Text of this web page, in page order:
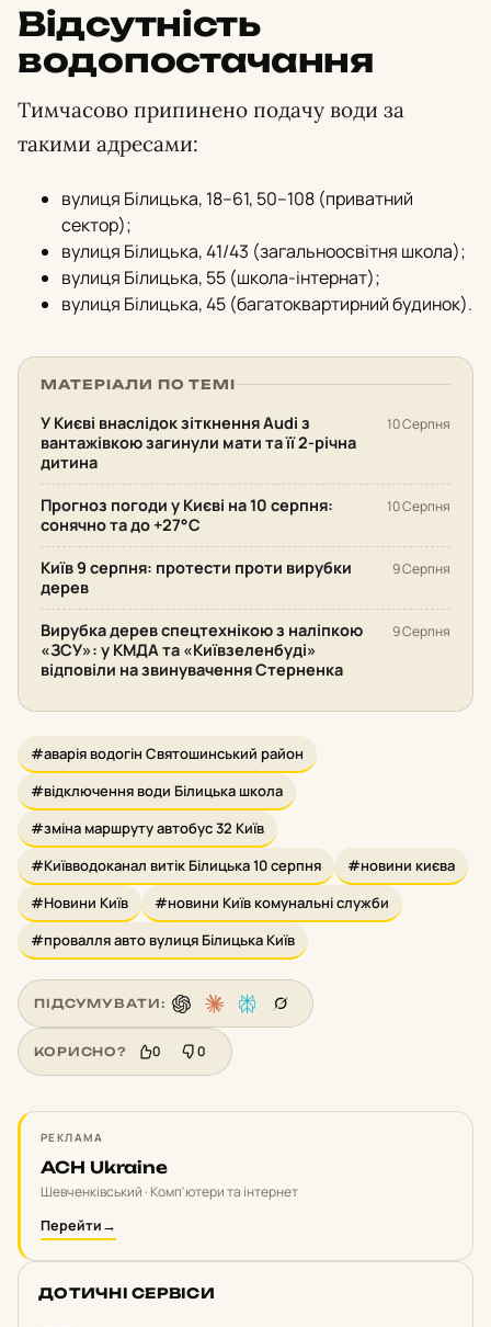
Відсутність
водопостачання
Тимчасово припинено подачу води за
такими адресами:
вулиця Білицька, 18–61, 50–108 (приватний
сектор);
вулиця Білицька, 41/43 (загальноосвітня школа);
вулиця Білицька, 55 (школа-інтернат);
вулиця Білицька, 45 (багатоквартирний будинок).
МАТЕРІАЛИ ПО ТЕМІ
У Києві внаслідок зіткнення Audi з
вантажівкою загинули мати та її 2-річна
дитина
10 Серпня
Прогноз погоди у Києві на 10 серпня:
сонячно та до +27°С
10 Серпня
Київ 9 серпня: протести проти вирубки
дерев
9 Серпня
Вирубка дерев спецтехнікою з наліпкою
«ЗСУ»: у КМДА та «Київзеленбуді»
відповіли на звинувачення Стерненка
9 Серпня
#аварія водогін Святошинський район
#відключення води Білицька школа
#зміна маршруту автобус 32 Київ
#Київводоканал витік Білицька 10 серпня
#новини києва
#Новини Київ
#новини Київ комунальні служби
#провалля авто вулиця Білицька Київ
ПІДСУМУВАТИ:
КОРИСНО? 0 0
РЕКЛАМА
ACH Ukraine
Шевченківський · Комп'ютери та інтернет
Перейти→
ДОТИЧНІ СЕРВІСИ